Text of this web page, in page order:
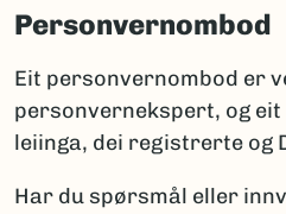
Personvernombod
Eit personvernombod er
personvernekspert, og eit
leiinga, dei registrerte og
Har du spørsmål eller